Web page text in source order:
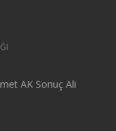
AK Sonuç Ali